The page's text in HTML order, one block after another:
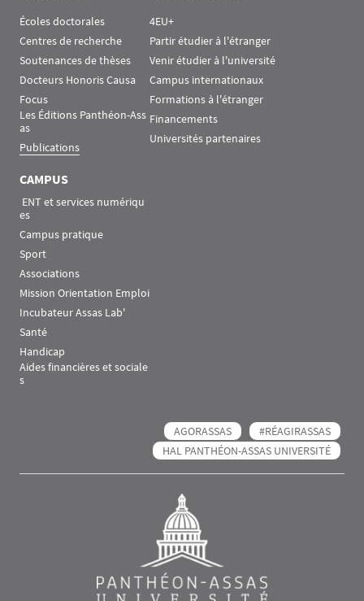
Écoles doctorales
Centres de recherche
Soutenances de thèses
Docteurs Honoris Causa
Focus
Les Éditions Panthéon-Ass
as
Publications
4EU+
Partir étudier à l'étranger
Venir étudier à l'université
Campus internationaux
Formations à l'étranger
Financements
Universités partenaires
CAMPUS
es
Campus pratique
Sport
Associations
Mission Orientation Emploi
Incubateur Assas Lab'
Santé
Handicap
Aides financières et sociale
s
AGORASSAS
#RÉAGIRASSAS
HAL PANTHÉON-ASSAS UNIVERSITÉ